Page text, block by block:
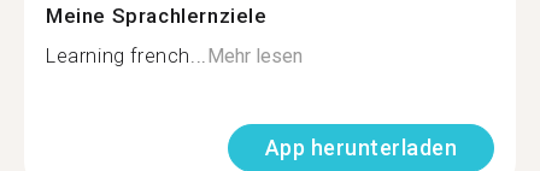
Meine Sprachlernziele
Learning french...Mehr lesen
App herunterladen